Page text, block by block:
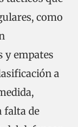
como
y empates
a
falta de